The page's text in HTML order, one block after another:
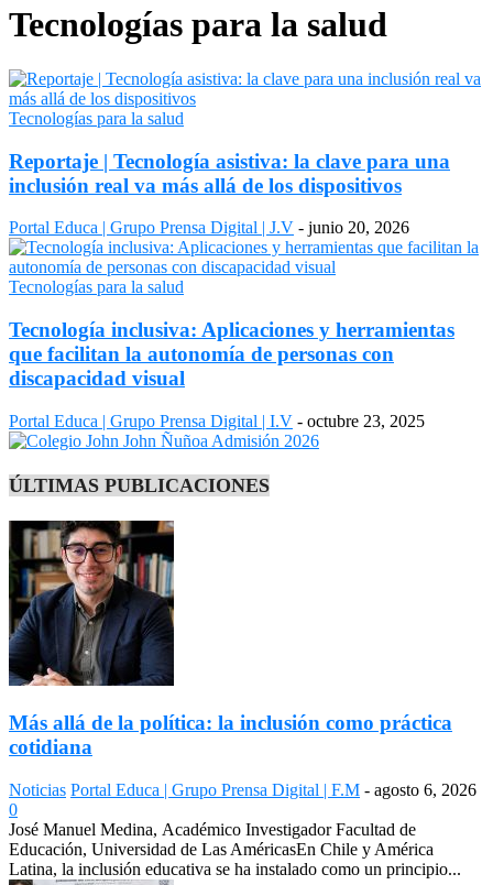
Tecnologías para la salud
Tecnologías para la salud
Reportaje | Tecnología asistiva: la clave para una
inclusión real va más allá de los dispositivos
Portal Educa | Grupo Prensa Digital | J.V - junio 20, 2026
Tecnologías para la salud
Tecnología inclusiva: Aplicaciones y herramientas
que facilitan la autonomía de personas con
discapacidad visual
Portal Educa | Grupo Prensa Digital | I.V - octubre 23, 2025
ÚLTIMAS PUBLICACIONES
Más allá de la política: la inclusión como práctica
cotidiana
Noticias Portal Educa | Grupo Prensa Digital | F.M - agosto 6, 2026
0
José Manuel Medina, Académico Investigador Facultad de
Educación, Universidad de Las AméricasEn Chile y América
Latina, la inclusión educativa se ha instalado como un principio...